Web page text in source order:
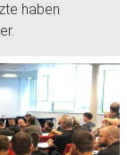
haben